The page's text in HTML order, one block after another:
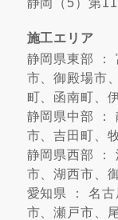
施工エリア
静岡県東部 ：
市、御殿場市
町、函南町、
静岡県中部 ：
市、吉田町、
静岡県西部 ：
市、湖西市、
愛知県 ： 名
市、瀬戸市、